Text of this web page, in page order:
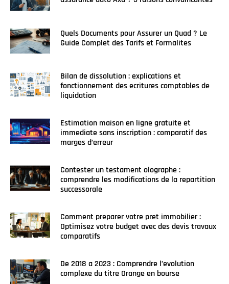
Quels Documents pour Assurer un Quad ? Le
Guide Complet des Tarifs et Formalites
Bilan de dissolution : explications et
fonctionnement des ecritures comptables de
liquidation
Estimation maison en ligne gratuite et
immediate sans inscription : comparatif des
marges d’erreur
Contester un testament olographe :
comprendre les modifications de la repartition
successorale
Comment preparer votre pret immobilier :
Optimisez votre budget avec des devis travaux
comparatifs
De 2018 a 2023 : Comprendre l’evolution
complexe du titre Orange en bourse